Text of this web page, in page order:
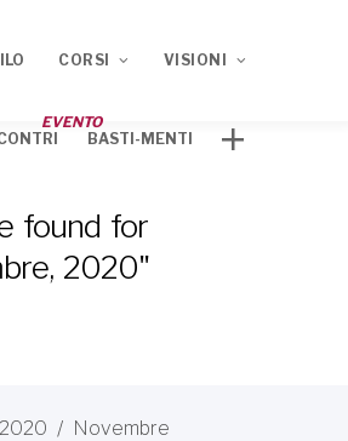
CORSI
Corso ECM 2021
VISIONI
EVENTO
BASTI-MENTI
found for
2020"
2020 / Novembre